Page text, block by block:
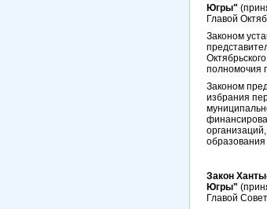
Югры"
Главой
Законом
полномочия
Законом
избрания
Закон
Югры"
Главой